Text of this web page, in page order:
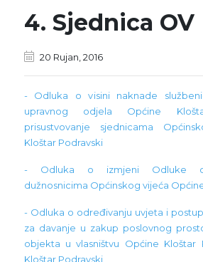
4. Sjednica OV
20 Rujan, 2016
- Odluka o visini naknade
upravnog odjela Općine
prisustvovanje sjednicama
Kloštar Podravski
- Odluka o izmjeni Odluke o
dužnosnicima Općinskog vijeća
- Odluka o određivanju uvjeta i
za davanje u zakup poslovnog
objekta u vlasništvu Općine Kloštar
Kloštar Podravski